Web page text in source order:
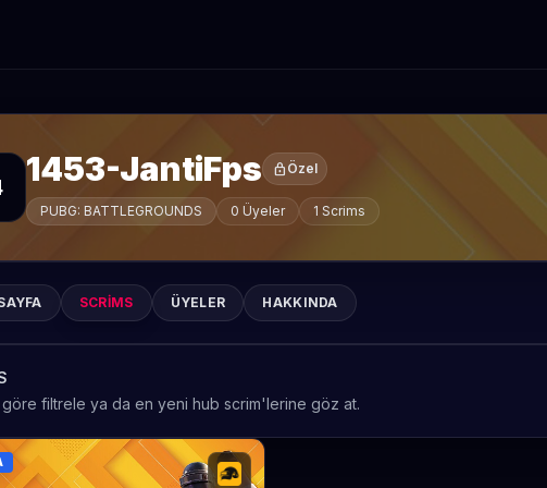
1453-JantiFps lock Özel
PUBG: BATTLEGROUNDS 0 Üyeler 1 Scrims
SCRIMS ÜYELER HAKKINDA
göre filtrele ya da en yeni hub scrim'lerine göz at.